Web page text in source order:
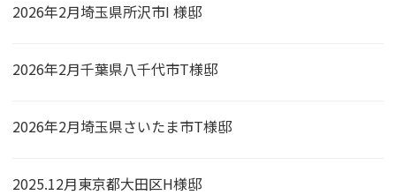
2026年2月埼玉県所沢市I 様邸
2026年2月千葉県八千代市T様邸
2026年2月埼玉県さいたま市T様邸
2025.12月東京都大田区H様邸